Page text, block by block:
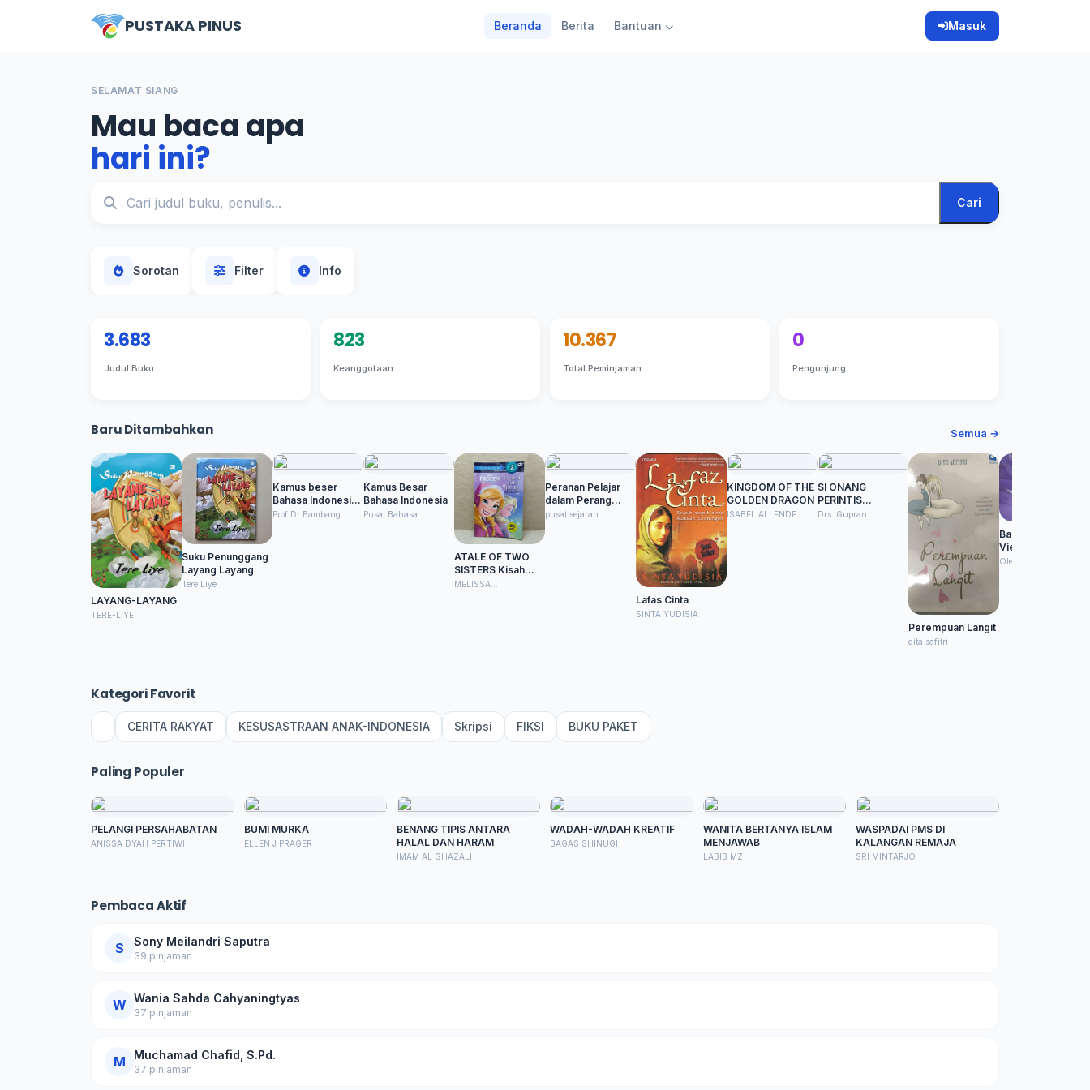
PUSTAKA PINUS Beranda Berita Bantuan Masuk
SELAMAT SIANG
Mau baca apa
hari ini?
Cari
Sorotan Filter Info
3.683
Judul Buku
823
Keanggotaan
10.367
Total Peminjaman
0
Pengunjung
Baru Ditambahkan Semua →
LAYANG-LAYANG
TERE-LIYE
Suku Penunggang
Layang Layang
Tere Liye
Kamus beser
Pusat Bahasa
Prof Dr Bambang
Sudibyo M.BA
Kamus Besar
Pusat Bahasa
Departemen
Pendidikan Nasional
ATALE OF TWO
SISTERS Kisah
Dua Saudara
MELISSA
Peranan Pelajar
Kemerdekaan
pusat sejarah
Lafas Cinta
SINTA YUDISIA
KINGDOM OF THE
ISABEL ALLENDE
SI ONANG
BUDIDAYA BAMBU
Drs. Gupran
Perempuan Langit
dita safitri
Backpacking
Vietnam + Objek
Wisata Gratis!
Olenka Priyadarsani
Kategori Favorit
CERITA RAKYAT KESUSASTRAAN ANAK-INDONESIA Skripsi FIKSI BUKU PAKET
Paling Populer
PELANGI PERSAHABATAN BUMI MURKA
BENANG TIPIS ANTARA
IMAM AL GHAZALI
WADAH-WADAH KREATIF
WANITA BERTANYA ISLAM
LABIB MZ
WASPADAI PMS DI
SRI MINTARJO
39 pinjaman
37 pinjaman
37 pinjaman